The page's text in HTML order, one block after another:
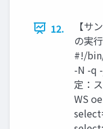
12.
【サ
の実
#!/
-N -q
定：
WS oe